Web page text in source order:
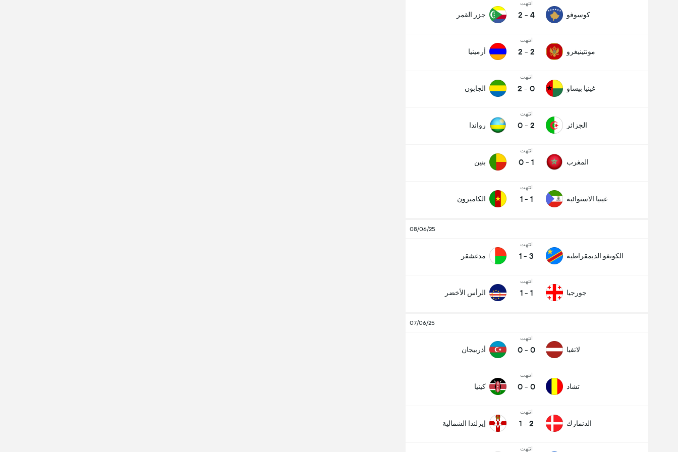
كوسوفو
انتهت
4
-
2 جزر القمر
مونتينيغرو
انتهت
2
-
2 أرمينيا
غينيا بيساو
انتهت
0
-
2 الجابون
الجزائر
انتهت
2
-
0 رواندا
المغرب
انتهت
1
-
0 بنين
غينيا الاستوائية
انتهت
1
-
1 الكاميرون
08/06/25
الكونغو الديمقراطية
انتهت
3
-
1 مدغشقر
جورجيا
انتهت
1
-
1 الرأس الأخضر
07/06/25
لاتفيا
انتهت
0
-
0 أذربيجان
تشاد
انتهت
0
-
0 كينيا
الدنمارك
انتهت
2
-
1 إيرلندا الشمالية
انتهت